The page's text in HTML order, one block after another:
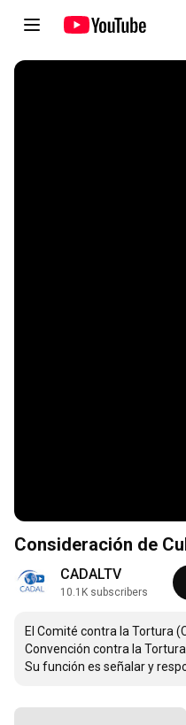
Consideración de
CADALTV
10.1K subscribers
El Comité contra la Tortura
Convención contra la
Su función es señalar y